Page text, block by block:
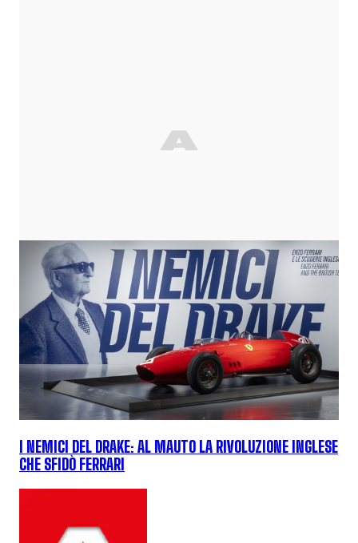
I NEMICI DEL DRAKE: AL MAUTO LA RIVOLUZIONE INGLESE
CHE SFIDÒ FERRARI